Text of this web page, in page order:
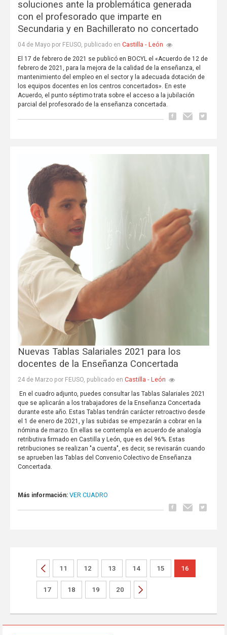
soluciones ante la problemática generada
con el profesorado que imparte en
Secundaria y en Bachillerato no concertado
04 de Mayo por FEUSO, publicado en Castilla - León
El 17 de febrero de 2021 se publicó en BOCYL el «Acuerdo de 12 de
febrero de 2021, para la mejora de la calidad de la enseñanza, el
mantenimiento del empleo en el sector y la adecuada dotación de
los equipos docentes en los centros concertados». En este
Acuerdo, el punto séptimo trata sobre el acceso a la jubilación
parcial del profesorado de la enseñanza concertada.
Nuevas Tablas Salariales 2021 para los
docentes de la Enseñanza Concertada
24 de Marzo por FEUSO, publicado en Castilla - León
En el cuadro adjunto, puedes consultar las Tablas Salariales 2021
que se aplicarán a los trabajadores de la Enseñanza Concertada
durante este año. Estas Tablas tendrán carácter retroactivo desde
el 1 de enero de 2021, y las subidas se empezarán a cobrar en la
nómina de marzo. En ellas se contempla en acuerdo de analogía
retributiva firmado en Castilla y León, que es del 96%. Estas
retribuciones se realizan "a cuenta", es decir, se revisarán cuando
se aprueben las Tablas del Convenio Colectivo de Enseñanza
Concertada.
Más información: VER CUADRO
11 12 13 14 15 16
17 18 19 20